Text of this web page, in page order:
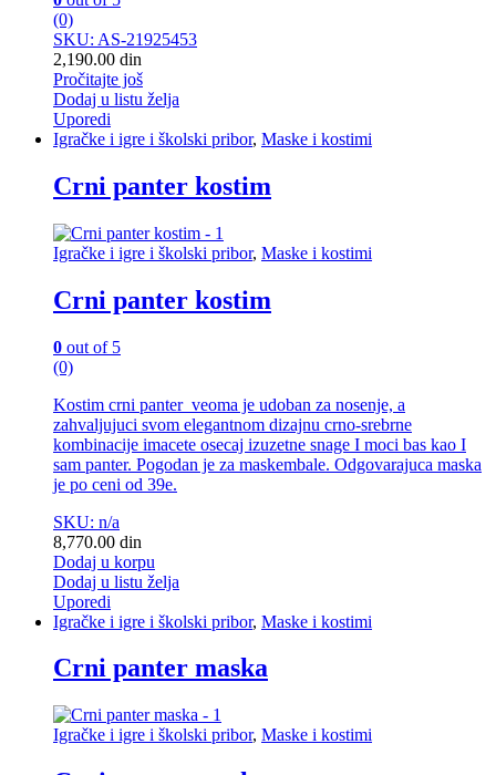
(0)
SKU: AS-21925453
2,190.00 din
Pročitajte još
Dodaj u listu želja
Uporedi
Igračke i igre i školski pribor, Maske i kostimi
Crni panter kostim
Igračke i igre i školski pribor, Maske i kostimi
Crni panter kostim
0 out of 5
(0)
Kostim crni panter veoma je udoban za nosenje, a
zahvaljujuci svom elegantnom dizajnu crno-srebrne
kombinacije imacete osecaj izuzetne snage I moci bas kao I
sam panter. Pogodan je za maskembale. Odgovarajuca maska
je po ceni od 39e.
SKU: n/a
8,770.00 din
Dodaj u korpu
Dodaj u listu želja
Uporedi
Igračke i igre i školski pribor, Maske i kostimi
Crni panter maska
Igračke i igre i školski pribor, Maske i kostimi